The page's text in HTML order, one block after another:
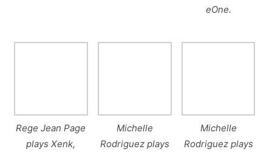
eOne.
Rege Jean Page
plays Xenk,
Michelle
Rodriguez plays
Michelle
Rodriguez plays